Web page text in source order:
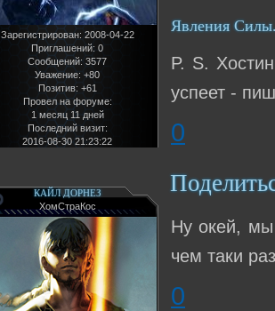
Зарегистрирован: 2008-04-22
Приглашений: 0
Сообщений: 3577
Уважение: +80
Позитив: +61
Провел на форуме:
1 месяц 11 дней
Последний визит:
2016-08-30 21:23:22
Явления
P. S.
успеет -
0
КАЙЛ ДОРНЕЗ
ХомСтраКос
Ну окей,
чем таки
0